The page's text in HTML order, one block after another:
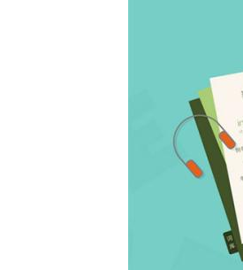
获得产品报价方案
1万个想法不如1次的方案落地